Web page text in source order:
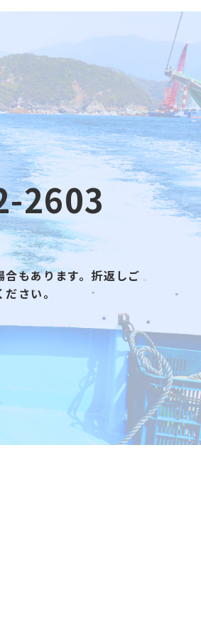
2603
もあります。折返しご
さい。